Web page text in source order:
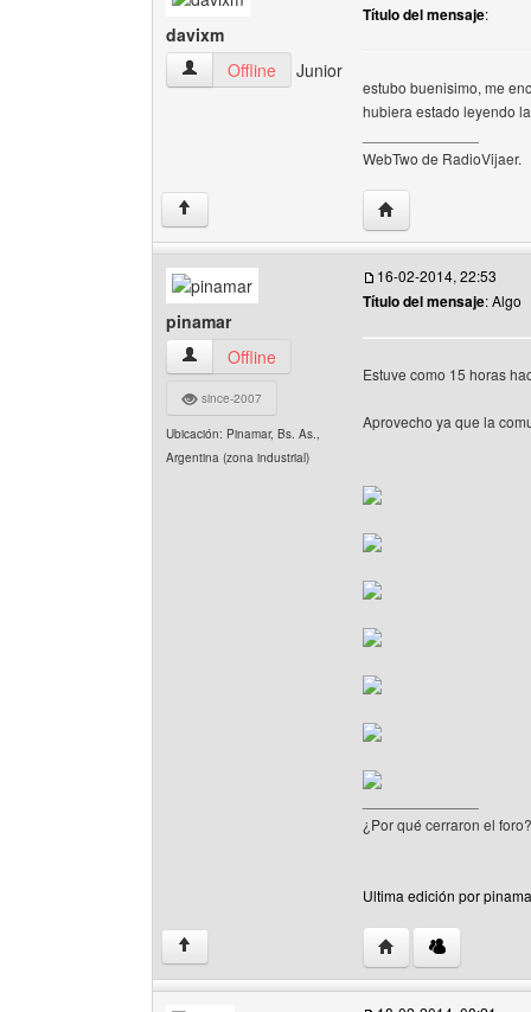
davixm
davixm Ver perfil del usuario
Offline Junior
Título del mensaje:
estubo buenisimo, me
hubiera estado leyendo
WebTwo de RadioVijaer.
↑ Visitar sitio web del
pinamar
pinamar Ver perfil del usuario
Offline
since-2007
Ubicación: Pinamar, Bs. As.,
Argentina (zona industrial)
16-02-2014, 22:53
Título del mensaje: Algo
Estuve como 15 horas
Aprovecho ya que la
¿Por qué cerraron el foro?
Ultima edición por
↑ Visitar sitio web del